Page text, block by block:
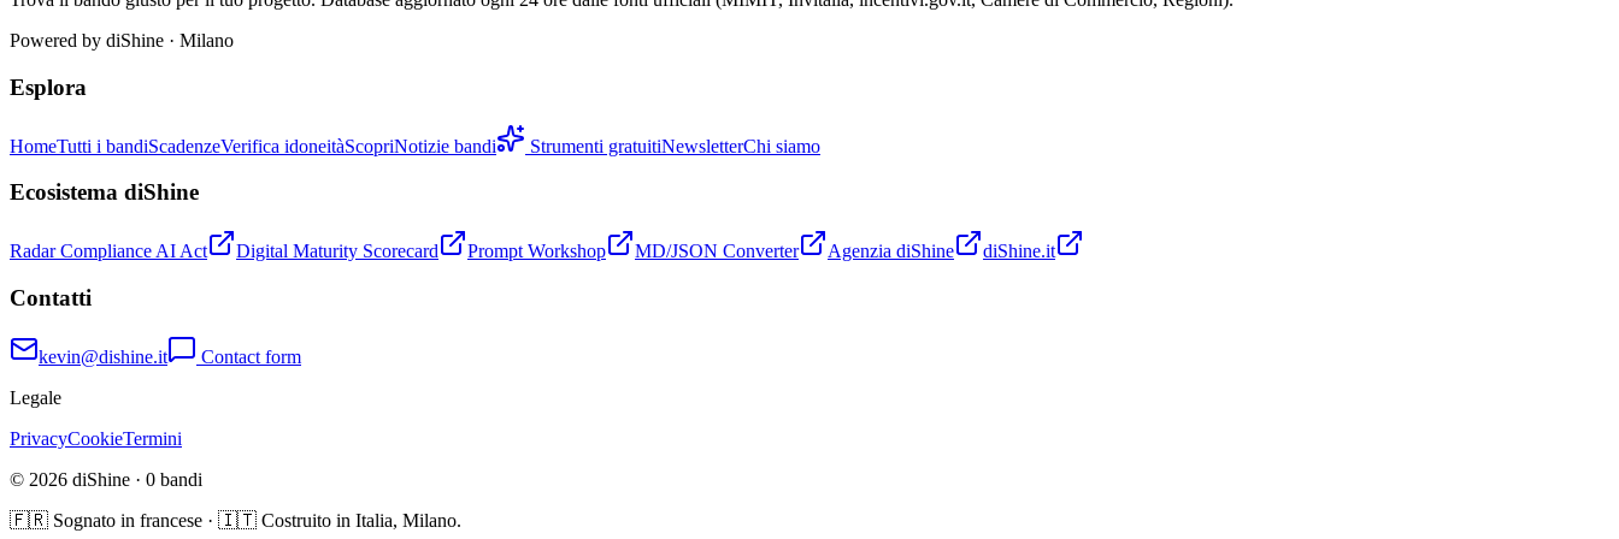
Powered by diShine · Milano
Esplora
HomeTutti i bandiScadenzeVerifica idoneitàScopriNotizie bandi Strumenti gratuitiNewsletterChi siamo
Ecosistema diShine
Radar Compliance AI Act Digital Maturity Scorecard Prompt Workshop MD/JSON Converter Agenzia diShine diShine.it
Contatti
kevin@dishine.it
Contact form
Legale
PrivacyCookieTermini
© 2026 diShine · 0 bandi
🇫🇷 Sognato in francese · 🇮🇹 Costruito in Italia, Milano.